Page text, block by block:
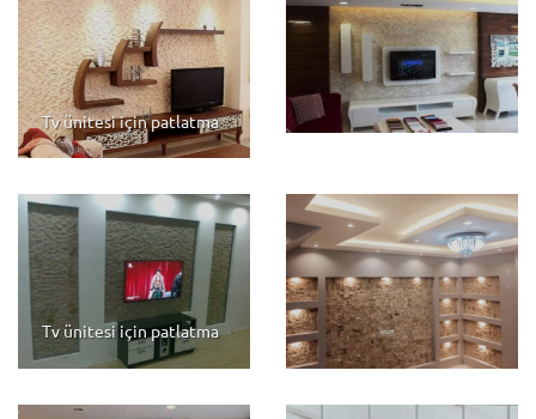
Tv ünitesi için patlatma
Tv ünitesi için patlatma